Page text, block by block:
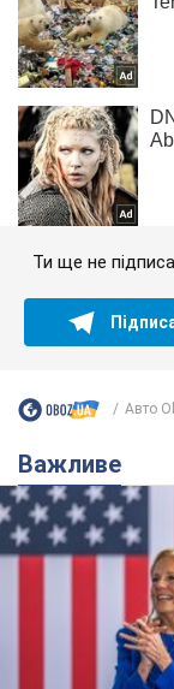
Ти ще не
Авто
Важливе